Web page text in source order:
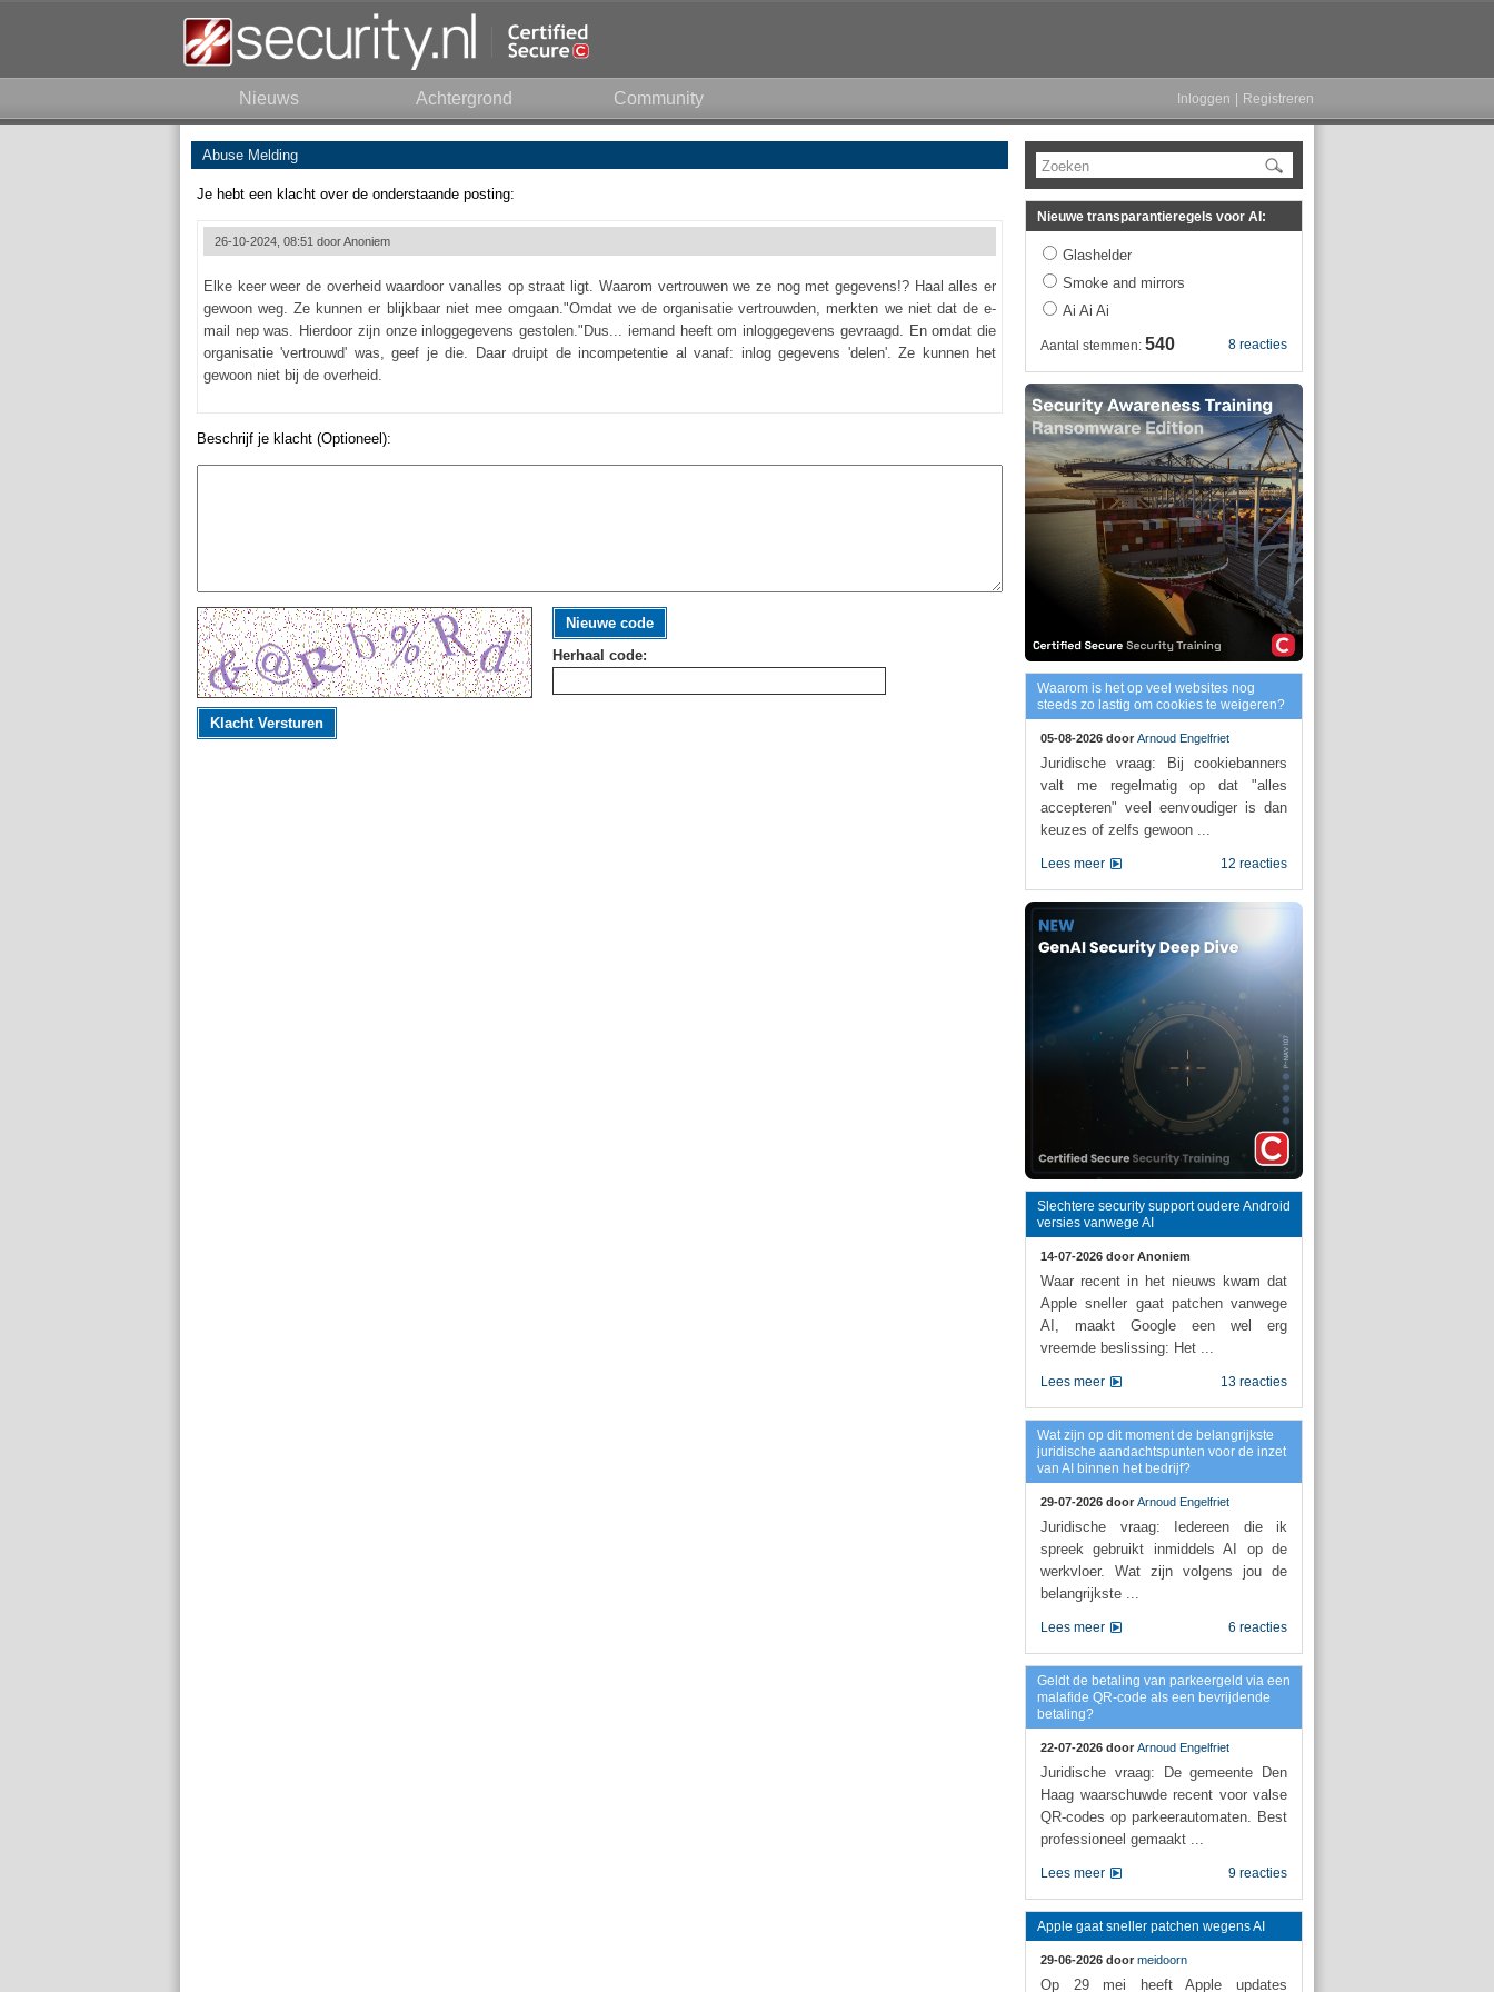
Nieuws Achtergrond Community Inloggen Registreren
Abuse Melding
Je hebt een klacht over de onderstaande posting:
26-10-2024, 08:51 doorAnoniem
Elke keer weer de overheid waardoor vanalles op straat ligt. Waarom vertrouwen we ze nog met gegevens!? Haal alles er
gewoon weg. Ze kunnen er blijkbaar niet mee omgaan."Omdat we de organisatie vertrouwden, merkten we niet dat de e-
mail nep was. Hierdoor zijn onze inloggegevens gestolen."Dus... iemand heeft om inloggegevens gevraagd. En omdat die
organisatie 'vertrouwd' was, geef je die. Daar druipt de incompetentie al vanaf: inlog gegevens 'delen'. Ze kunnen het
gewoon niet bij de overheid.
Beschrijf je klacht (Optioneel):
Nieuwe code
Herhaal code:
Klacht Versturen
Zoeken
Nieuwe transparantieregels voor AI:
Glashelder
Smoke and mirrors
Ai Ai Ai
8 reacties
Aantal stemmen: 540
Waarom is het op veel websites nog
steeds zo lastig om cookies te weigeren?
05-08-2026 door Arnoud Engelfriet
Juridische vraag: Bij cookiebanners
valt me regelmatig op dat "alles
accepteren" veel eenvoudiger is dan
keuzes of zelfs gewoon ...
12 reacties
Lees meer
Slechtere security support oudere Android
versies vanwege AI
14-07-2026 door Anoniem
Waar recent in het nieuws kwam dat
Apple sneller gaat patchen vanwege
AI, maakt Google een wel erg
vreemde beslissing: Het ...
13 reacties
Lees meer
Wat zijn op dit moment de belangrijkste
juridische aandachtspunten voor de inzet
van AI binnen het bedrijf?
29-07-2026 door Arnoud Engelfriet
Juridische vraag: Iedereen die ik
spreek gebruikt inmiddels AI op de
werkvloer. Wat zijn volgens jou de
belangrijkste ...
6 reacties
Lees meer
Geldt de betaling van parkeergeld via een
malafide QR-code als een bevrijdende
betaling?
22-07-2026 door Arnoud Engelfriet
Juridische vraag: De gemeente Den
Haag waarschuwde recent voor valse
QR-codes op parkeerautomaten. Best
professioneel gemaakt ...
9 reacties
Lees meer
Apple gaat sneller patchen wegens AI
29-06-2026 door meidoorn
Op 29 mei heeft Apple updates